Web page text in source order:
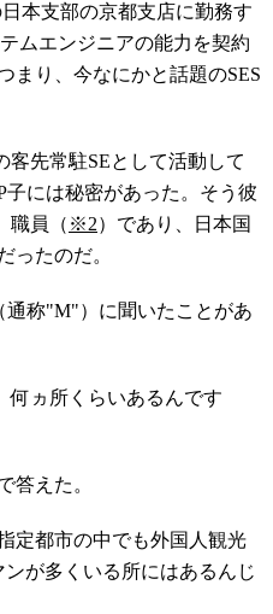
本支部の京都支店に勤務す
ムエンジニアの能力を契約
まり、今なにかと話題のSES
先常駐SEとして活動して
には秘密があった。そう彼
職員（ ※2）であり、日本国
ったのだ。
称"M"）に聞いたことがあ
何ヵ所くらいあるんです
答えた。
定都市の中でも外国人観光
が多くいる所にはあるんじ